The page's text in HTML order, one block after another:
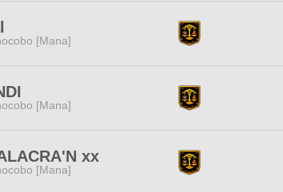
[Mana]
[Mana]
xx
[Mana]